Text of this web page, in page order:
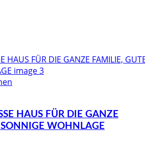
HAUS FÜR DIE GANZE
SONNIGE WOHNLAGE